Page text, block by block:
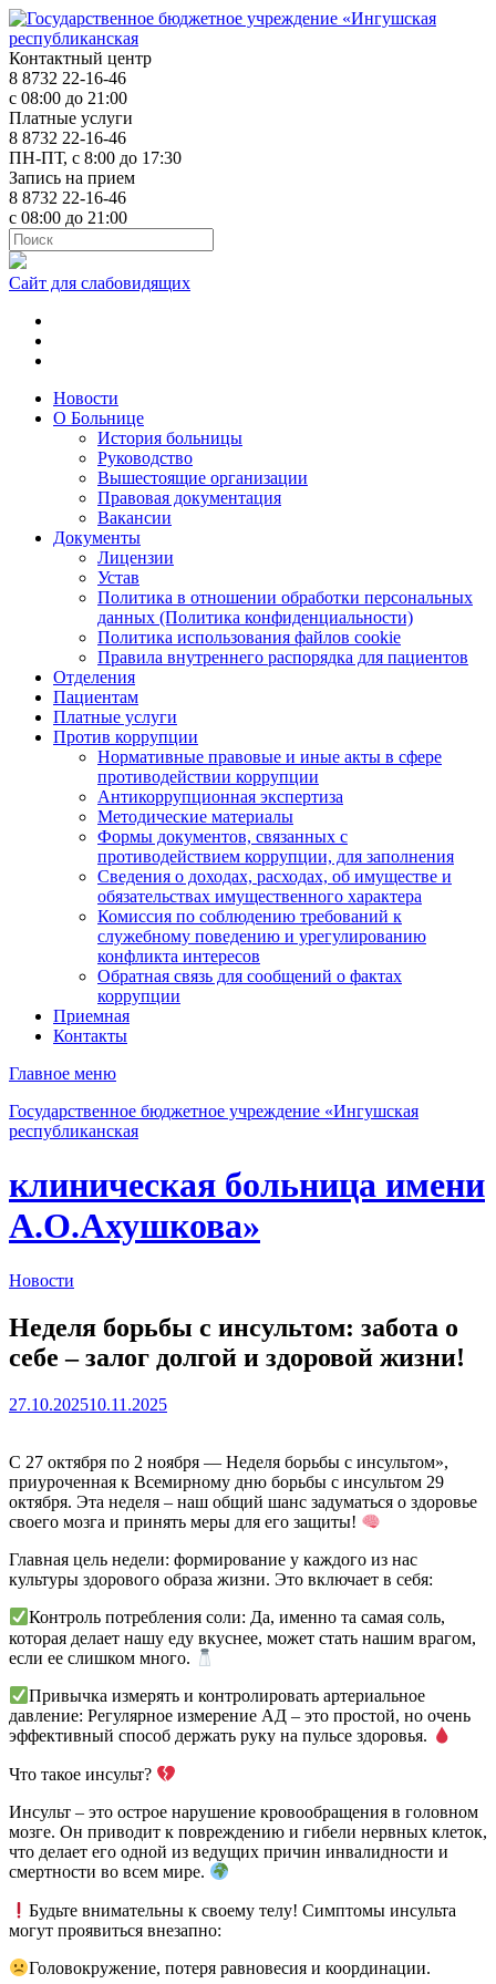
Контактный центр
8 8732 22-16-46
с 08:00 до 21:00
Платные услуги
8 8732 22-16-46
ПН-ПТ, с 8:00 до 17:30
Запись на прием
8 8732 22-16-46
с 08:00 до 21:00
Сайт для слабовидящих
Новости
О Больнице
История больницы
Руководство
Вышестоящие организации
Правовая документация
Вакансии
Документы
Лицензии
Устав
Политика в отношении обработки персональных
данных (Политика конфиденциальности)
Политика использования файлов cookie
Правила внутреннего распорядка для пациентов
Отделения
Пациентам
Платные услуги
Против коррупции
Нормативные правовые и иные акты в сфере
противодействии коррупции
Антикоррупционная экспертиза
Методические материалы
Формы документов, связанных с
противодействием коррупции, для заполнения
Сведения о доходах, расходах, об имуществе и
обязательствах имущественного характера
Комиссия по соблюдению требований к
служебному поведению и урегулированию
конфликта интересов
Обратная связь для сообщений о фактах
коррупции
Приемная
Контакты
Главное меню
Государственное бюджетное учреждение «Ингушская
республиканская
клиническая больница имени
А.О.Ахушкова»
Новости
Неделя борьбы с инсультом: забота о
себе – залог долгой и здоровой жизни!
27.10.202510.11.2025
С 27 октября по 2 ноября — Неделя борьбы с инсультом»,
приуроченная к Всемирному дню борьбы с инсультом 29
октября. Эта неделя – наш общий шанс задуматься о здоровье
своего мозга и принять меры для его защиты!
Главная цель недели: формирование у каждого из нас
культуры здорового образа жизни. Это включает в себя:
Контроль потребления соли: Да, именно та самая соль,
которая делает нашу еду вкуснее, может стать нашим врагом,
если ее слишком много.
Привычка измерять и контролировать артериальное
давление: Регулярное измерение АД – это простой, но очень
эффективный способ держать руку на пульсе здоровья.
Что такое инсульт?
Инсульт – это острое нарушение кровообращения в головном
мозге. Он приводит к повреждению и гибели нервных клеток,
что делает его одной из ведущих причин инвалидности и
смертности во всем мире.
Будьте внимательны к своему телу! Симптомы инсульта
могут проявиться внезапно:
Головокружение, потеря равновесия и координации.